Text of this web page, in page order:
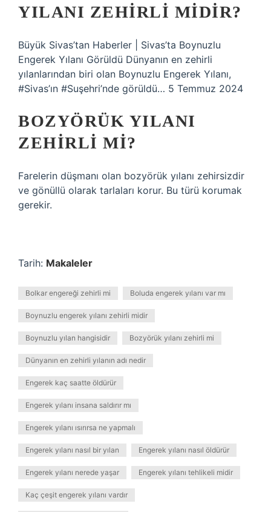
YILANI ZEHIRLI MIDIR?
Büyük Sivas’tan Haberler | Sivas’ta Boynuzlu
Engerek Yılanı Görüldü Dünyanın en zehirli
yılanlarından biri olan Boynuzlu Engerek Yılanı,
#Sivas’ın #Suşehri’nde görüldü… 5 Temmuz 2024
BOZYÖRÜK YILANI
ZEHIRLI MI?
Farelerin düşmanı olan bozyörük yılanı zehirsizdir
ve gönüllü olarak tarlaları korur. Bu türü korumak
gerekir.
Tarih: Makaleler
Bolkar engereği zehirli mi Boluda engerek yılanı var mı
Boynuzlu engerek yılanı zehirli midir
Boynuzlu yılan hangisidir Bozyörük yılanı zehirli mi
Dünyanın en zehirli yılanın adı nedir
Engerek kaç saatte öldürür
Engerek yılanı insana saldırır mı
Engerek yılanı ısırırsa ne yapmalı
Engerek yılanı nasıl bir yılan Engerek yılanı nasıl öldürür
Engerek yılanı nerede yaşar Engerek yılanı tehlikeli midir
Kaç çeşit engerek yılanı vardır